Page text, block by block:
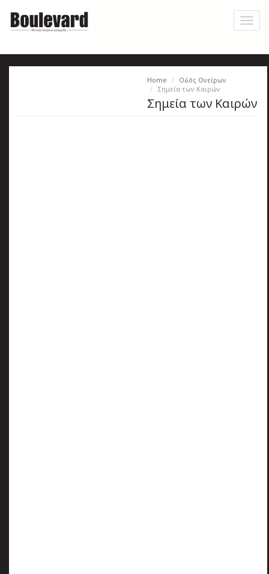
main
Home
Οδός Ονείρων
Σημεία των Καιρών
Σημεία των Καιρών